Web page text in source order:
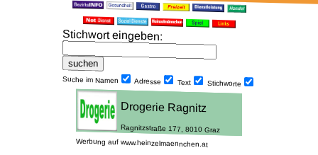
Stich­wort ein­geben:
Suche im Namen Adresse Text Stich­worte
Werbung auf www.heinzelmaennchen.at